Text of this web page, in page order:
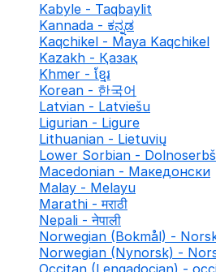
Kabyle - Taqbaylit
Kannada - ಕನ್ನಡ
Kaqchikel - Maya Kaqchikel
Kazakh - Қазақ
Khmer - ខ្មែរ
Korean - 한국어
Latvian - Latviešu
Ligurian - Ligure
Lithuanian - Lietuvių
Lower Sorbian -
Macedonian - Македонски
Malay - Melayu
Marathi - मराठी
Nepali - नेपाली
Norwegian (Bokmål) -
Norwegian (Nynorsk) -
Occitan (Lengadocian) -